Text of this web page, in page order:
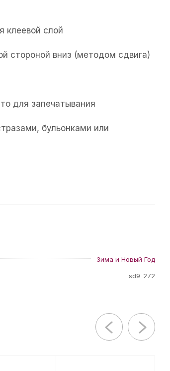
клеевой слой
стороной вниз (методом сдвига)
для запечатывания
бульонками или
Зима и Новый Год
sd9-272